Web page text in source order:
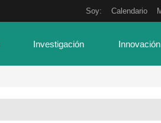
Soy: Calendario
Investigación Innovación